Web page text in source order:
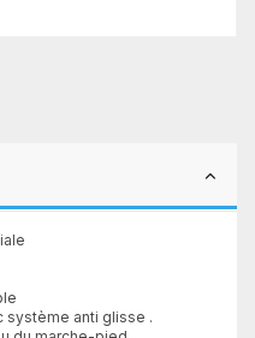
système anti glisse .